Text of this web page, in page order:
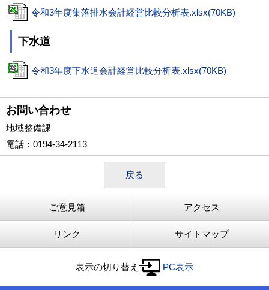
令和3年度集落排水会計経営比較分析表.xlsx(70KB)
下水道
令和3年度下水道会計経営比較分析表.xlsx(70KB)
お問い合わせ
地域整備課
電話 ：0194-34-2113
戻る
ご意見箱 アクセス
リンク サイトマップ
表示の切り替え PC表示